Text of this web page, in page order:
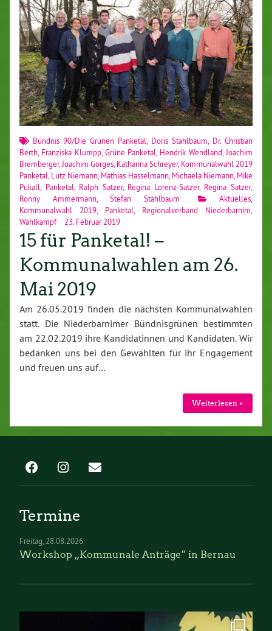
Bündnis 90/Die Grünen Panketal Doris Stahlbaum
Dr. Christian
Berth Franziska Klumpp, Grüne Panketal Hendrik Wendland Joachim
Bremberger, Joachim Gorges Katharina Schreyer, Kommunalwahl 2019
Panketal Lutz Niemann Mathias Hasselmann, Michaela Niemann, Mike
Pukall
Panketal Ralph Satzer, Regina Lorenz-Satzer, Regina Satzer,
Ronny Ammermann,Stefan Stahlbaum Aktuelles
Kommunalwahl 2019
Panketal Regionalverband Niederbarnim
Wahlkampf
23. Februar 2019
15 für Panketal! –
Kommunalwahlen am 26.
Mai 2019
Am 26.05.2019 finden die nächsten Kommunalwahlen
statt. Die Niederbarnimer Bündnisgrünen bestimmten
am 22.02.2019 ihre Kandidatinnen und Kandidaten. Wir
bedanken uns bei den Gewählten für ihr Engagement
und freuen uns auf…
Weiterlesen »
Termine
Freitag 28.08.2026
Workshop „Kommunale Anträge“ in Bernau